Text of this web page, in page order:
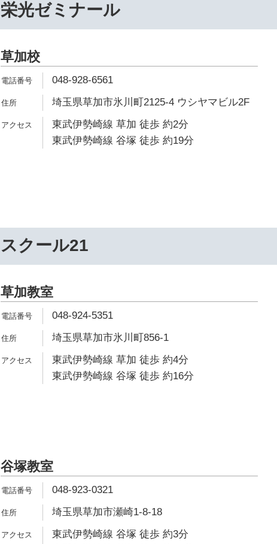
栄光ゼミナール
草加校
048-928-6561
埼玉県草加市氷川町2125-4 ウシヤマビル2F
東武伊勢崎線 草加 徒歩 約2分
東武伊勢崎線 谷塚 徒歩 約19分
スクール21
草加教室
048-924-5351
埼玉県草加市氷川町856-1
東武伊勢崎線 草加 徒歩 約4分
東武伊勢崎線 谷塚 徒歩 約16分
谷塚教室
048-923-0321
埼玉県草加市瀬崎1-8-18
東武伊勢崎線 谷塚 徒歩 約3分